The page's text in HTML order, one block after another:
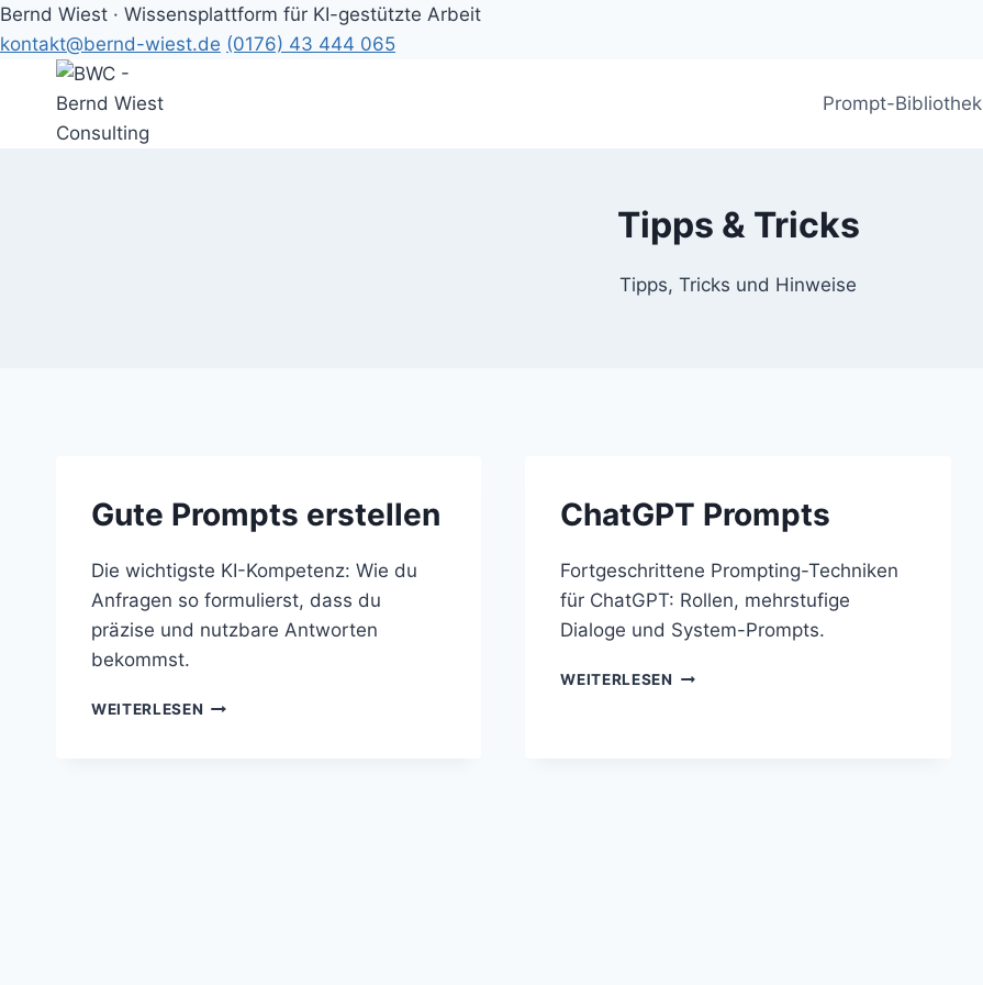
Bernd Wiest · Wissensplattform für KI-gestützte Arbeit
kontakt@bernd-wiest.de (0176) 43 444 065
springen
Prompt-Bibliothek
Tipps & Tricks
Tipps, Tricks und Hinweise
Gute Prompts erstellen
Die wichtigste KI-Kompetenz: Wie du
Anfragen so formulierst, dass du
präzise und nutzbare Antworten
bekommst.
WEITERLESEN GUTE
ChatGPT Prompts
Fortgeschrittene Prompting-Techniken
für ChatGPT: Rollen, mehrstufige
Dialoge und System-Prompts.
WEITERLESEN CHATGPT